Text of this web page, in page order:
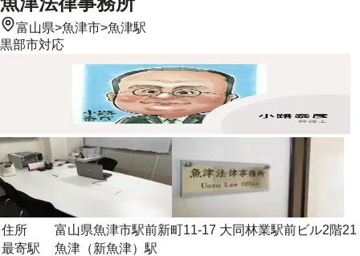
富山県>魚津市>魚津駅
黒部市対応
住所
富山県魚津市駅前新町11-17 大同林業駅前ビル2階21
最寄駅
魚津（新魚津）駅